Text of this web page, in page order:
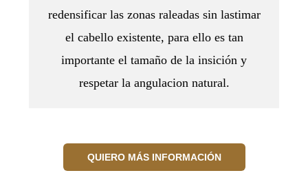
redensificar las zonas raleadas sin lastimar
el cabello existente, para ello es tan
importante el tamaño de la insición y
respetar la angulacion natural.
QUIERO MÁS INFORMACIÓN